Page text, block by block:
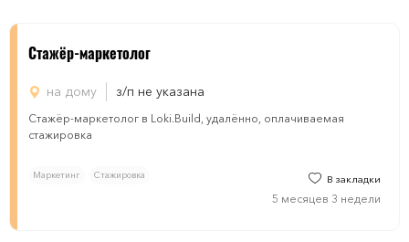
Стажёр-маркетолог
на дому з/п не указана
Стажёр-маркетолог в Loki.Build, удалённо, оплачиваемая
стажировка
Маркетинг Стажировка В закладки
5 месяцев 3 недели